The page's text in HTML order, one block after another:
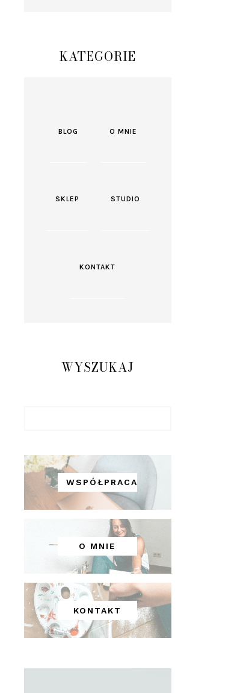
KATEGORIE
BLOG O MNIE
SKLEP STUDIO
KONTAKT
WYSZUKAJ
WSPÓŁPRACA
O MNIE
KONTAKT